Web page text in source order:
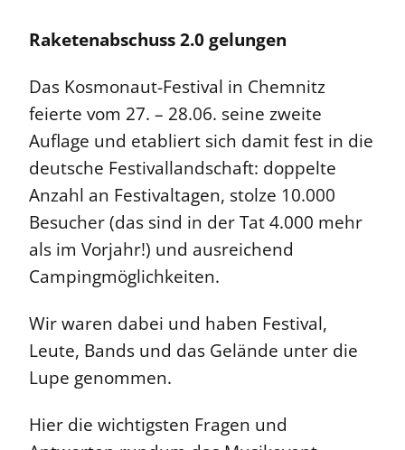
Raketenabschuss 2.0 gelungen
Das Kosmonaut-Festival in Chemnitz
feierte vom 27. – 28.06. seine zweite
Auflage und etabliert sich damit fest in die
deutsche Festivallandschaft: doppelte
Anzahl an Festivaltagen, stolze 10.000
Besucher (das sind in der Tat 4.000 mehr
als im Vorjahr!) und ausreichend
Campingmöglichkeiten.
Wir waren dabei und haben Festival,
Leute, Bands und das Gelände unter die
Lupe genommen.
Hier die wichtigsten Fragen und